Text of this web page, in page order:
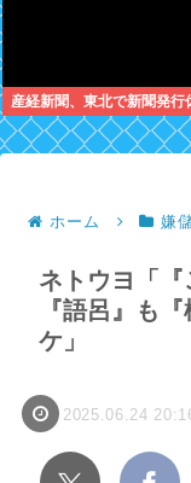
産経新聞、東北で新聞発行
ホーム 嫌
ネトウヨ「
『語呂』も
ケ」
2025.06.24